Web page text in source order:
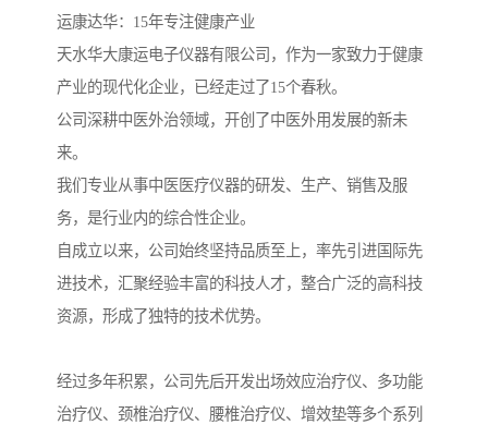
运康达华：15年专注健康产业
天水华大康运电子仪器有限公司，作为一家致力于健康
产业的现代化企业，已经走过了15个春秋。
公司深耕中医外治领域，开创了中医外用发展的新未
来。
我们专业从事中医医疗仪器的研发、生产、销售及服
务，是行业内的综合性企业。
自成立以来，公司始终坚持品质至上，率先引进国际先
进技术，汇聚经验丰富的科技人才，整合广泛的高科技
资源，形成了独特的技术优势。
经过多年积累，公司先后开发出场效应治疗仪、多功能
治疗仪、颈椎治疗仪、腰椎治疗仪、增效垫等多个系列